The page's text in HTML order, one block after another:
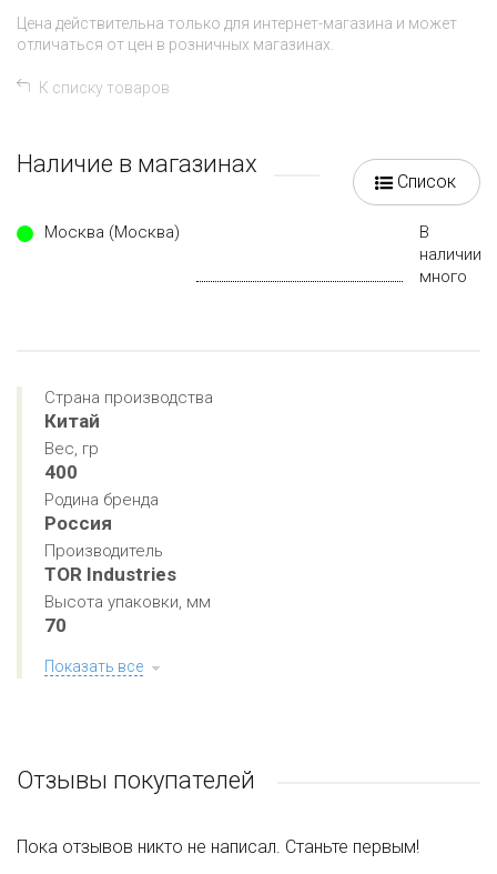
Цена действительна только для интернет-магазина и может
отличаться от цен в розничных магазинах.
К списку товаров
Наличие в магазинах
Список
Москва (Москва)
В
наличии
много
Страна производства
Китай
Вес, гр
400
Родина бренда
Россия
Производитель
TOR Industries
Высота упаковки, мм
70
Показать все
Отзывы покупателей
Пока отзывов никто не написал. Станьте первым!